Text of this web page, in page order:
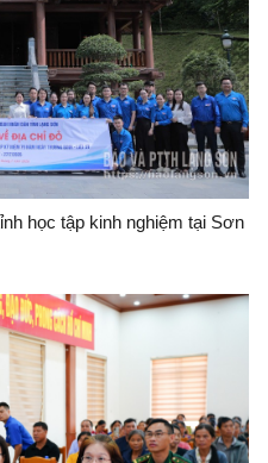
học tập kinh nghiệm tại Sơn